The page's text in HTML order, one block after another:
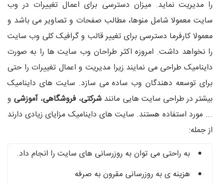
را مدیریت نماید. میزان دسترسی برای اعمال تغییرات در وب
سایت معمولا شامل منوها، مطالب صفحات و تصاویر می باشد و
معمولا کارفرما دسترسی برای تغییر قالب و گرافیک کلی وب سایت
را نخواهد داشت. امروزه اکثر طراحان وب سایت ها را به صورت
داینامیک طراحی می نمایند زیرا مدیریت و اعمال تغییرات را حتی
برای توسعه دهندگان وب ساده می سازد. سایت های داینامیک
بیشتر در طراحی سایت هایی مانند شرکتی، فروشگاهی،آموزشی و
... مورد استفاده هستند. سایت های داینامیک مزایای زیادی دارند
از جمله:
به راحتی می توان به روزرسانی های سایت را انجام داد.
هزینه ی به روزرسانی مقرون به صرفه